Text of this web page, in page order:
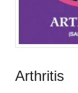
Arthritis